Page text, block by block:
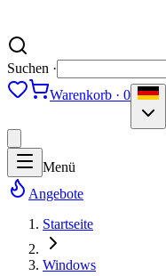
Suchen ·
Warenkorb · 0
Menü
Angebote
Startseite
Windows